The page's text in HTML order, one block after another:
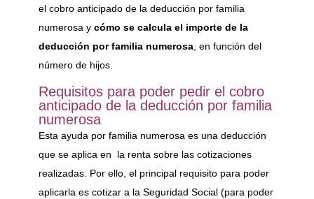
el cobro anticipado de la deducción por familia
numerosa y cómo se calcula el importe de la
deducción por familia numerosa, en función del
número de hijos.
Requisitos para poder pedir el cobro
anticipado de la deducción por familia
numerosa
Esta ayuda por familia numerosa es una deducción
que se aplica en la renta sobre las cotizaciones
realizadas. Por ello, el principal requisito para poder
aplicarla es cotizar a la Seguridad Social (para poder